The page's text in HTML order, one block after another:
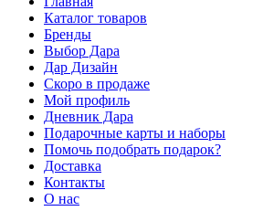
Каталог товаров
Бренды
Выбор Дара
Дар Дизайн
Скоро в продаже
Мой профиль
Дневник Дара
Подарочные карты и наборы
Помочь подобрать подарок?
Доставка
Контакты
О нас